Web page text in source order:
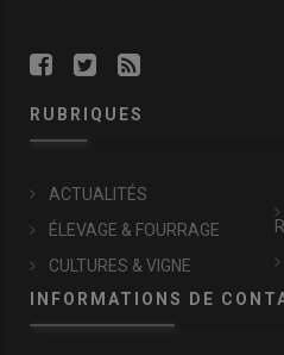
RUBRIQUES
ACTUALITÉS
ÉLEVAGE & FOURRAGE
CULTURES & VIGNE
INFORMATIONS DE